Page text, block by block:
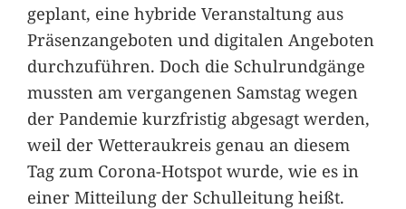
geplant, eine hybride Veranstaltung aus
Präsenzangeboten und digitalen Angeboten
durchzuführen. Doch die Schulrundgänge
mussten am vergangenen Samstag wegen
der Pandemie kurzfristig abgesagt werden,
weil der Wetteraukreis genau an diesem
Tag zum Corona-Hotspot wurde, wie es in
einer Mitteilung der Schulleitung heißt.